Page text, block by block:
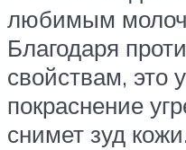
любимым
Благодаря
свойствам, это
покраснение
снимет зуд кожи.